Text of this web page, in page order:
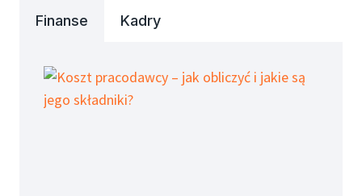
Finanse Kadry